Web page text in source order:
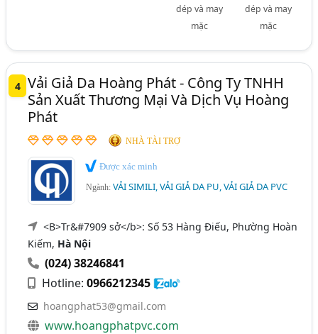
dép và may
mặc
dép và may
mặc
4 Vải Giả Da Hoàng Phát - Công Ty TNHH
Sản Xuất Thương Mại Và Dịch Vụ Hoàng
Phát
NHÀ TÀI TRỢ
Được xác minh
Ngành:VẢI SIMILI, VẢI GIẢ DA PU, VẢI GIẢ DA PVC
<B>Tr&#7909 sở</b>: Số 53 Hàng Điếu, Phường Hoàn
Kiếm, Hà Nội
(024) 38246841
Hotline:0966212345
hoangphat53@gmail.com
www.hoangphatpvc.com